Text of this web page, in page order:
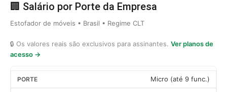
🏢 Salário por Porte da Empresa
Estofador de móveis • Brasil • Regime CLT
🔒 Os valores reais são exclusivos para assinantes. Ver planos de
acesso →
Micro (até 9 func.)